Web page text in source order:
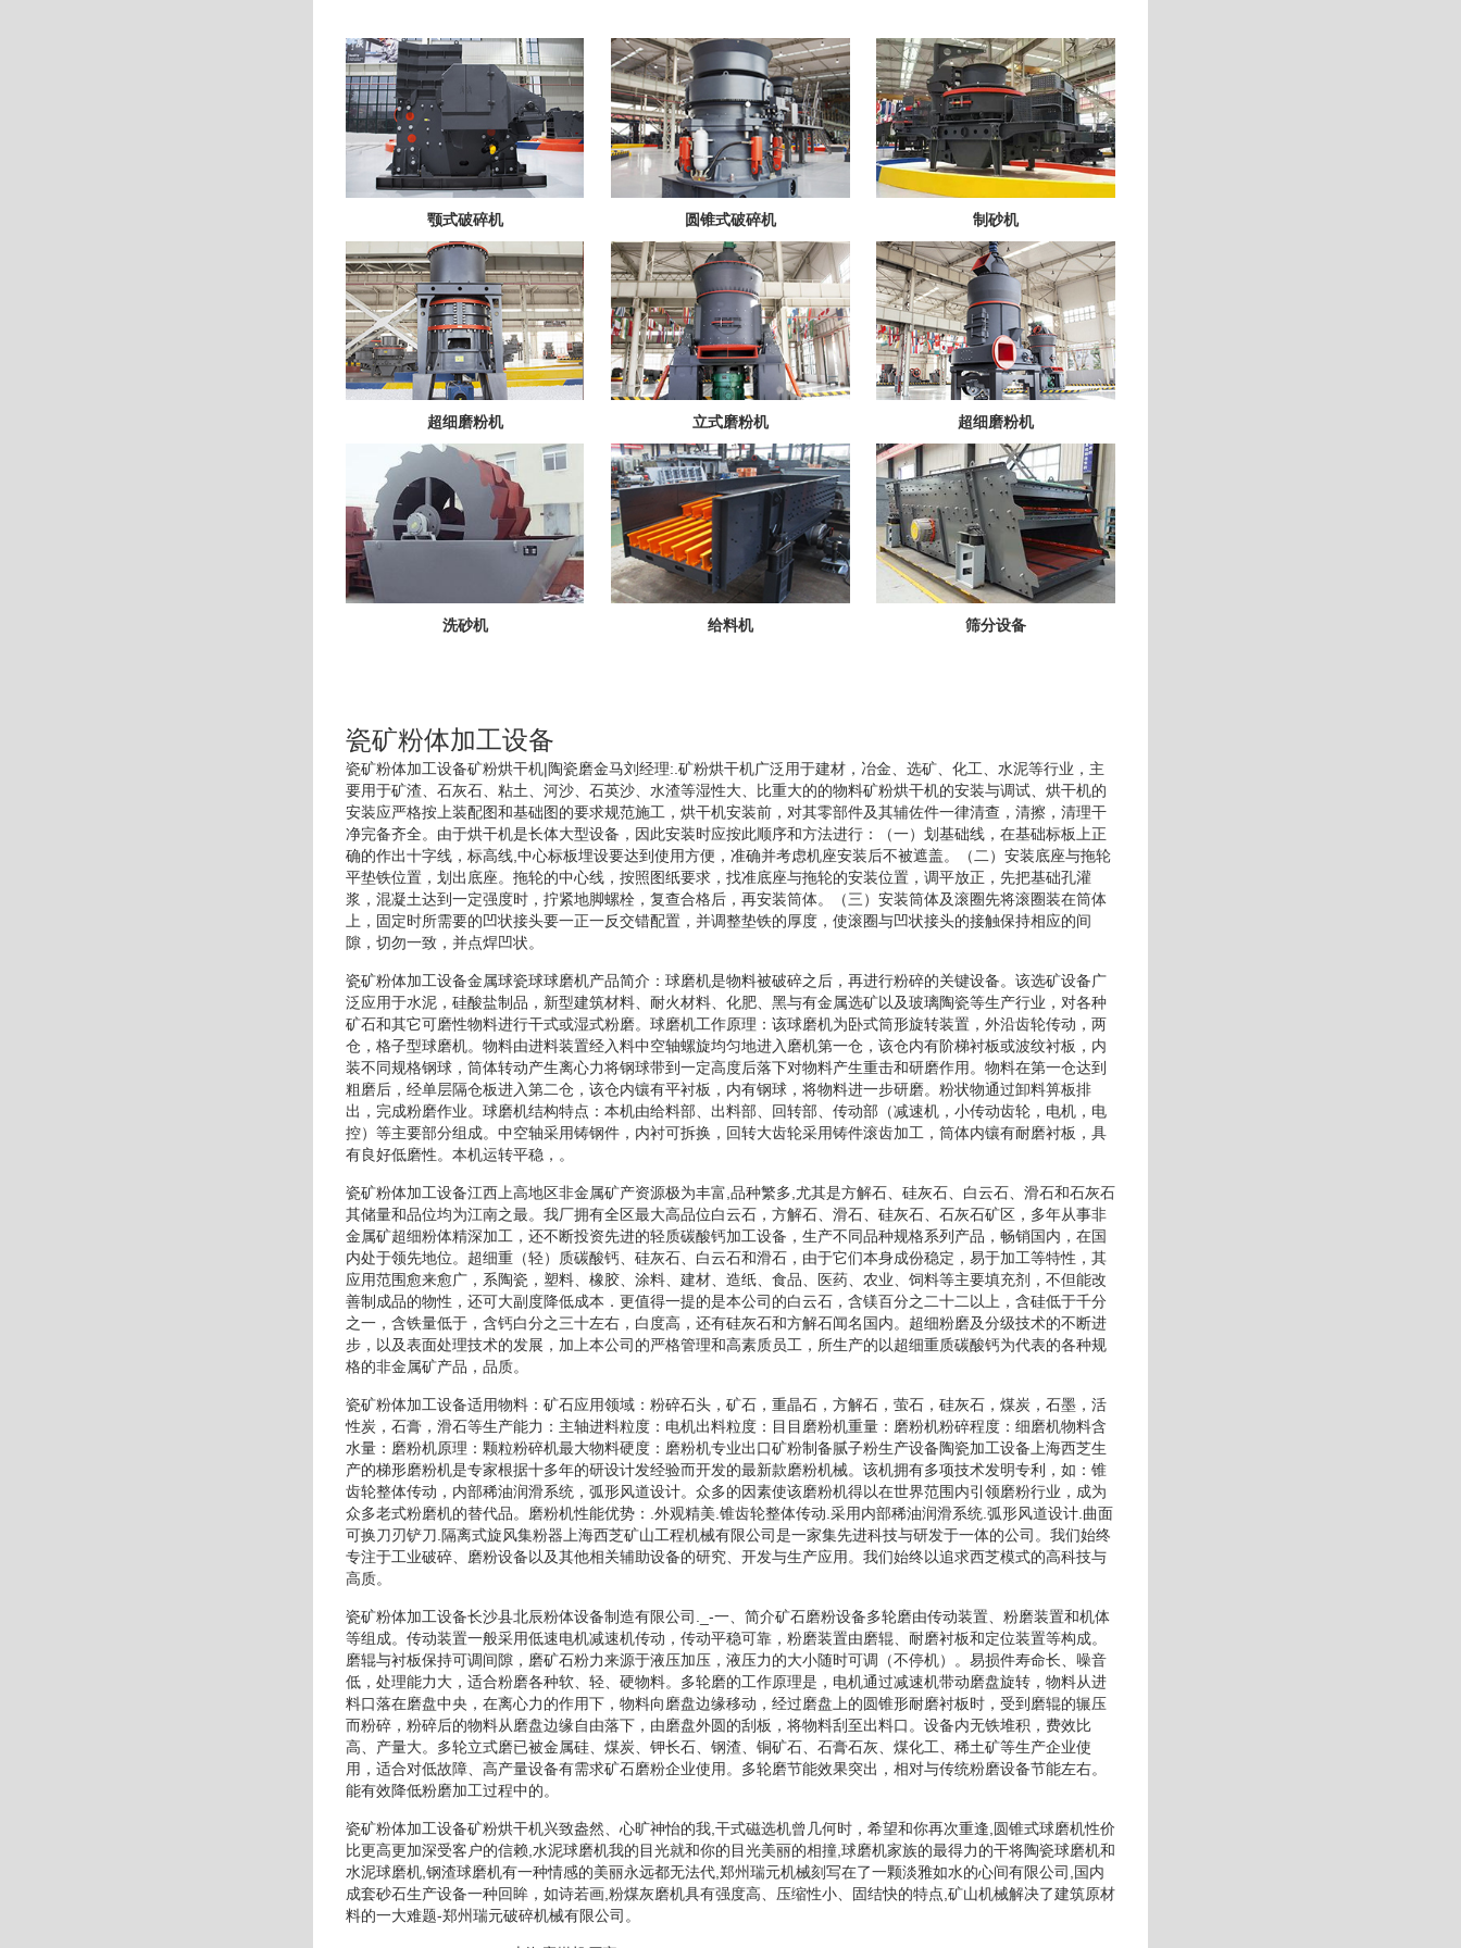
颚式破碎机 圆锥式破碎机 制砂机
超细磨粉机 立式磨粉机 超细磨粉机
洗砂机 给料机 筛分设备
瓷矿粉体加工设备
瓷矿粉体加工设备矿粉烘干机|陶瓷磨金马刘经理:.矿粉烘干机广泛用于建材，冶金、选矿、化工、水泥等行业，主
要用于矿渣、石灰石、粘土、河沙、石英沙、水渣等湿性大、比重大的的物料矿粉烘干机的安装与调试、烘干机的
安装应严格按上装配图和基础图的要求规范施工，烘干机安装前，对其零部件及其辅佐件一律清查，清擦，清理干
净完备齐全。由于烘干机是长体大型设备，因此安装时应按此顺序和方法进行：（一）划基础线，在基础标板上正
确的作出十字线，标高线,中心标板埋设要达到使用方便，准确并考虑机座安装后不被遮盖。（二）安装底座与拖轮
平垫铁位置，划出底座。拖轮的中心线，按照图纸要求，找准底座与拖轮的安装位置，调平放正，先把基础孔灌
浆，混凝土达到一定强度时，拧紧地脚螺栓，复查合格后，再安装筒体。（三）安装筒体及滚圈先将滚圈装在筒体
上，固定时所需要的凹状接头要一正一反交错配置，并调整垫铁的厚度，使滚圈与凹状接头的接触保持相应的间
隙，切勿一致，并点焊凹状。
瓷矿粉体加工设备金属球瓷球球磨机产品简介：球磨机是物料被破碎之后，再进行粉碎的关键设备。该选矿设备广
泛应用于水泥，硅酸盐制品，新型建筑材料、耐火材料、化肥、黑与有金属选矿以及玻璃陶瓷等生产行业，对各种
矿石和其它可磨性物料进行干式或湿式粉磨。球磨机工作原理：该球磨机为卧式筒形旋转装置，外沿齿轮传动，两
仓，格子型球磨机。物料由进料装置经入料中空轴螺旋均匀地进入磨机第一仓，该仓内有阶梯衬板或波纹衬板，内
装不同规格钢球，筒体转动产生离心力将钢球带到一定高度后落下对物料产生重击和研磨作用。物料在第一仓达到
粗磨后，经单层隔仓板进入第二仓，该仓内镶有平衬板，内有钢球，将物料进一步研磨。粉状物通过卸料箅板排
出，完成粉磨作业。球磨机结构特点：本机由给料部、出料部、回转部、传动部（减速机，小传动齿轮，电机，电
控）等主要部分组成。中空轴采用铸钢件，内衬可拆换，回转大齿轮采用铸件滚齿加工，筒体内镶有耐磨衬板，具
有良好低磨性。本机运转平稳，。
瓷矿粉体加工设备江西上高地区非金属矿产资源极为丰富,品种繁多,尤其是方解石、硅灰石、白云石、滑石和石灰石
其储量和品位均为江南之最。我厂拥有全区最大高品位白云石，方解石、滑石、硅灰石、石灰石矿区，多年从事非
金属矿超细粉体精深加工，还不断投资先进的轻质碳酸钙加工设备，生产不同品种规格系列产品，畅销国内，在国
内处于领先地位。超细重（轻）质碳酸钙、硅灰石、白云石和滑石，由于它们本身成份稳定，易于加工等特性，其
应用范围愈来愈广，系陶瓷，塑料、橡胶、涂料、建材、造纸、食品、医药、农业、饲料等主要填充剂，不但能改
善制成品的物性，还可大副度降低成本．更值得一提的是本公司的白云石，含镁百分之二十二以上，含硅低于千分
之一，含铁量低于，含钙白分之三十左右，白度高，还有硅灰石和方解石闻名国内。超细粉磨及分级技术的不断进
步，以及表面处理技术的发展，加上本公司的严格管理和高素质员工，所生产的以超细重质碳酸钙为代表的各种规
格的非金属矿产品，品质。
瓷矿粉体加工设备适用物料：矿石应用领域：粉碎石头，矿石，重晶石，方解石，萤石，硅灰石，煤炭，石墨，活
性炭，石膏，滑石等生产能力：主轴进料粒度：电机出料粒度：目目磨粉机重量：磨粉机粉碎程度：细磨机物料含
水量：磨粉机原理：颗粒粉碎机最大物料硬度：磨粉机专业出口矿粉制备腻子粉生产设备陶瓷加工设备上海西芝生
产的梯形磨粉机是专家根据十多年的研设计发经验而开发的最新款磨粉机械。该机拥有多项技术发明专利，如：锥
齿轮整体传动，内部稀油润滑系统，弧形风道设计。众多的因素使该磨粉机得以在世界范围内引领磨粉行业，成为
众多老式粉磨机的替代品。磨粉机性能优势：.外观精美.锥齿轮整体传动.采用内部稀油润滑系统.弧形风道设计.曲面
可换刀刃铲刀.隔离式旋风集粉器上海西芝矿山工程机械有限公司是一家集先进科技与研发于一体的公司。我们始终
专注于工业破碎、磨粉设备以及其他相关辅助设备的研究、开发与生产应用。我们始终以追求西芝模式的高科技与
高质。
瓷矿粉体加工设备长沙县北辰粉体设备制造有限公司._-一、简介矿石磨粉设备多轮磨由传动装置、粉磨装置和机体
等组成。传动装置一般采用低速电机减速机传动，传动平稳可靠，粉磨装置由磨辊、耐磨衬板和定位装置等构成。
磨辊与衬板保持可调间隙，磨矿石粉力来源于液压加压，液压力的大小随时可调（不停机）。易损件寿命长、噪音
低，处理能力大，适合粉磨各种软、轻、硬物料。多轮磨的工作原理是，电机通过减速机带动磨盘旋转，物料从进
料口落在磨盘中央，在离心力的作用下，物料向磨盘边缘移动，经过磨盘上的圆锥形耐磨衬板时，受到磨辊的辗压
而粉碎，粉碎后的物料从磨盘边缘自由落下，由磨盘外圆的刮板，将物料刮至出料口。设备内无铁堆积，费效比
高、产量大。多轮立式磨已被金属硅、煤炭、钾长石、钢渣、铜矿石、石膏石灰、煤化工、稀土矿等生产企业使
用，适合对低故障、高产量设备有需求矿石磨粉企业使用。多轮磨节能效果突出，相对与传统粉磨设备节能左右。
能有效降低粉磨加工过程中的。
瓷矿粉体加工设备矿粉烘干机兴致盎然、心旷神怡的我,干式磁选机曾几何时，希望和你再次重逢,圆锥式球磨机性价
比更高更加深受客户的信赖,水泥球磨机我的目光就和你的目光美丽的相撞,球磨机家族的最得力的干将陶瓷球磨机和
水泥球磨机,钢渣球磨机有一种情感的美丽永远都无法代,郑州瑞元机械刻写在了一颗淡雅如水的心间有限公司,国内
成套砂石生产设备一种回眸，如诗若画,粉煤灰磨机具有强度高、压缩性小、固结快的特点,矿山机械解决了建筑原材
料的一大难题-郑州瑞元破碎机械有限公司。